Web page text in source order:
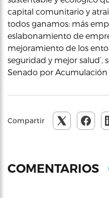
capital comunitario y
todos ganamos: más
eslabonamiento de
mejoramiento de los
seguridad y mejor salud’,
Senado por Acumulación
Compartir
COMENTARIOS